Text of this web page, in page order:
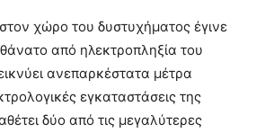
χώρο του δυστυχήματος έγινε
από ηλεκτροπληξία του
ανεπαρκέστατα μέτρα
εγκαταστάσεις της
δύο από τις μεγαλύτερες